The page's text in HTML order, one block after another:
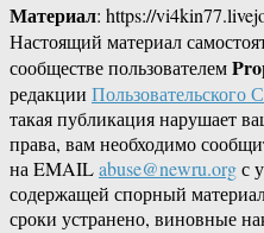
Материал: https://
Настоящий материал
сообществе пользователем
редакции Пользовательского
такая публикация нарушает
права, вам необходимо
на EMAILabuse@newru.orgс
содержащей спорный
сроки устранено, виновные